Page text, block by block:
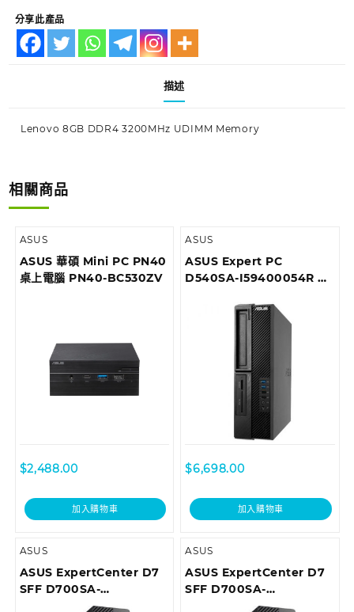
分享此產品
描述
Lenovo 8GB DDR4 3200MHz UDIMM Memory
相關商品
ASUS
ASUS 華碩 Mini PC PN40
桌上電腦 PN40-BC530ZV
$2,488.00
加入購物車
ASUS
ASUS Expert PC
D540SA-I59400054R 商
$6,698.00
加入購物車
ASUS
ASUS ExpertCenter D7
SFF D700SA-
510400052T Desktop
ASUS
ASUS ExpertCenter D7
SFF D700SA-
510500010T Desktop